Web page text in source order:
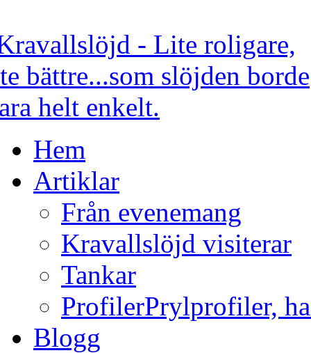
Hem
Artiklar
Från evenemang
Kravallslöjd visiterar
Tankar
ProfilerPrylprofiler,
Blogg